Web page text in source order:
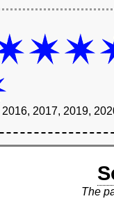
2017, 2019,
The